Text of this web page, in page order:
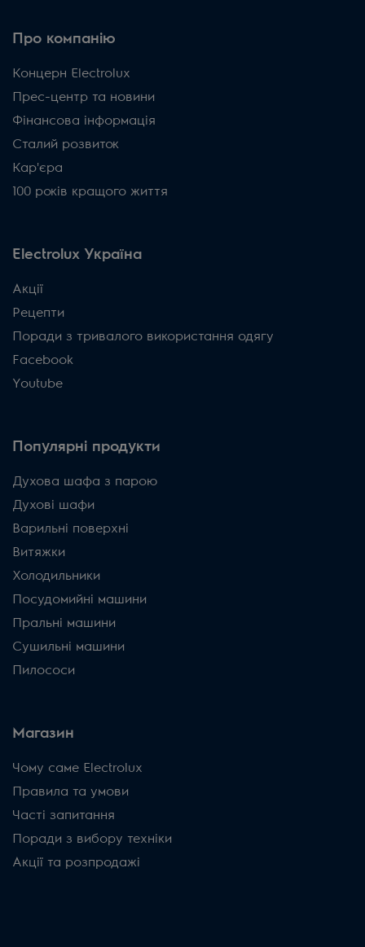
Про компанію
Концерн Electrolux
Прес-центр та новини
Фінансова інформація
Сталий розвиток
Кар'єра
100 років кращого життя
Electrolux Україна
Акції
Рецепти
Поради з тривалого використання одягу
Facebook
Youtube
Популярні продукти
Духова шафа з парою
Духові шафи
Варильні поверхні
Витяжки
Холодильники
Посудомийні машини
Пральні машини
Сушильні машини
Пилососи
Магазин
Чому саме Electrolux
Правила та умови
Часті запитання
Поради з вибору техніки
Акції та розпродажі